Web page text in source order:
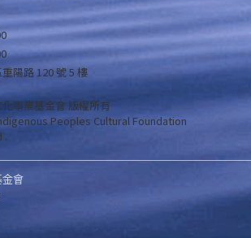
陽路 120 號 5 樓
事業基金會 版權所有
Peoples Cultural Foundation
.
會